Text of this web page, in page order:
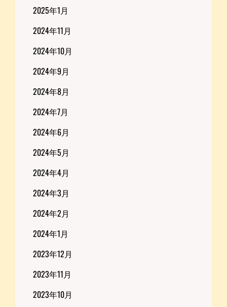
2025年1月
2024年11月
2024年10月
2024年9月
2024年8月
2024年7月
2024年6月
2024年5月
2024年4月
2024年3月
2024年2月
2024年1月
2023年12月
2023年11月
2023年10月